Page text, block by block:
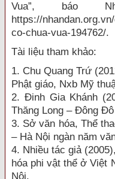
Vua”, báo
https://
co-chua-vua-194762/.
Tài liệu tham khảo:
1. Chu Quang Trứ
Phật giáo, Nxb Mỹ
2. Đinh Gia Khánh
Thăng Long – Đông
3. Sở văn hóa, Thể
– Hà Nội ngàn năm
4. Nhiều tác giả
hóa phi vật thể ở Việt
Nội.